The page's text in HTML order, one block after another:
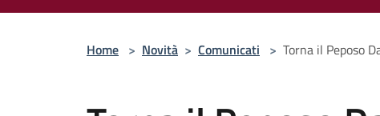
Home > Novità > Comunicati > Torna il Peposo